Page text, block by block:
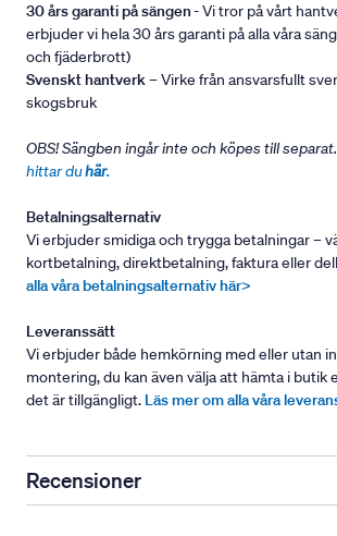
30 års garanti på sängen- Vi tror på vårt
erbjuder vi hela 30 års garanti på alla våra
och fjäderbrott)
Svenskt hantverk– Virke från ansvarsfullt
skogsbruk
OBS! Sängben ingår inte och köpes till separat.
hittar duhär.
Betalningsalternativ
Vi erbjuder smidiga och trygga betalningar –
kortbetalning, direktbetalning, faktura eller
alla våra betalningsalternativ här>
Leveranssätt
Vi erbjuder både hemkörning med eller utan
montering, du kan även välja att hämta i butik
det är tillgängligt. Läs mer om alla våra
Recensioner